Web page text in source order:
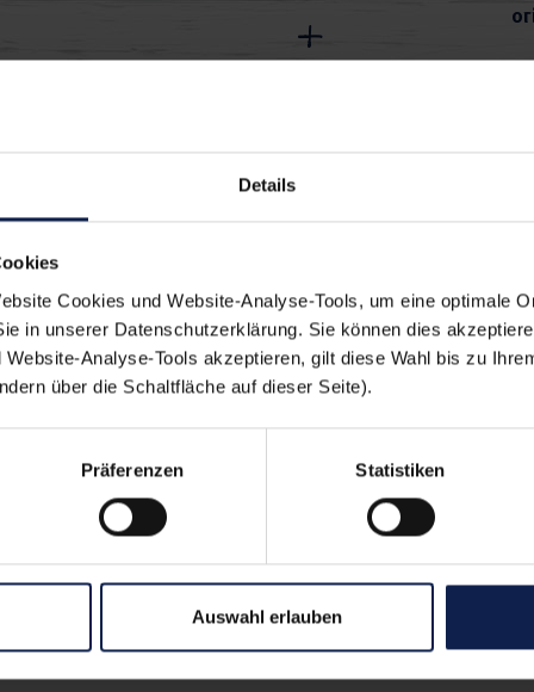
Details
Cookies und Website-Analyse-Tools, um eine optimale
in unserer Datenschutzerklärung. Sie können dies
Analyse-Tools akzeptieren, gilt diese Wahl bis zu
über die Schaltfläche auf dieser Seite).
Präferenzen Statistiken
Auswahl erlauben
lecker:
Winter
Herzhaft Fleisch
sich auch